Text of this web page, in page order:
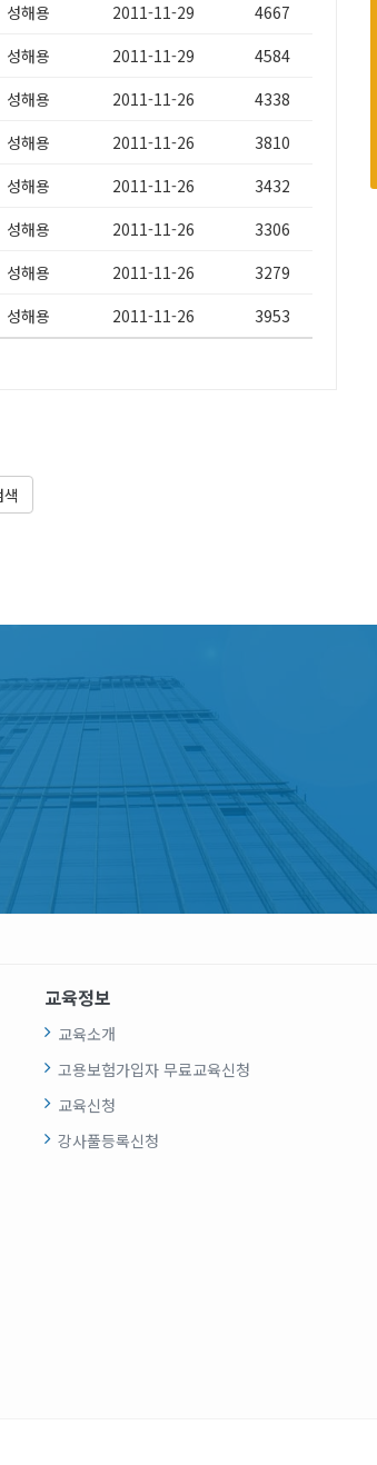
성해용 2011-11-29
4667
성해용 2011-11-29
4584
성해용 2011-11-26
4338
성해용 2011-11-26
3810
성해용 2011-11-26
3432
성해용 2011-11-26
3306
성해용 2011-11-26
3279
성해용 2011-11-26 3953
교육정보
교육소개
고용보험가입자 무료교육신청
교육신청
강사풀등록신청